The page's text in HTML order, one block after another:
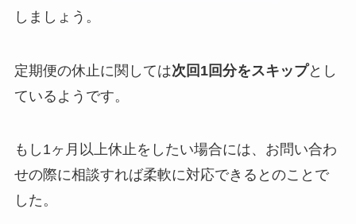
しましょう。
定期便の休止に関しては次回1回分をスキップとし
ているようです。
もし1ヶ月以上休止をしたい場合には、お問い合わ
せの際に相談すれば柔軟に対応できるとのことで
した。